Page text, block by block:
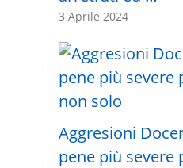
3 Aprile 2024
Aggresioni
pene più severe